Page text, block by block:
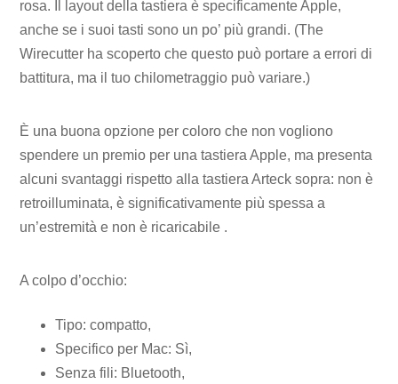
rosa. Il layout della tastiera è specificamente Apple,
anche se i suoi tasti sono un po’ più grandi. (The
Wirecutter ha scoperto che questo può portare a errori di
battitura, ma il tuo chilometraggio può variare.)
È una buona opzione per coloro che non vogliono
spendere un premio per una tastiera Apple, ma presenta
alcuni svantaggi rispetto alla tastiera Arteck sopra: non è
retroilluminata, è significativamente più spessa a
un’estremità e non è ricaricabile .
A colpo d’occhio:
Tipo: compatto,
Specifico per Mac: Sì,
Senza fili: Bluetooth,